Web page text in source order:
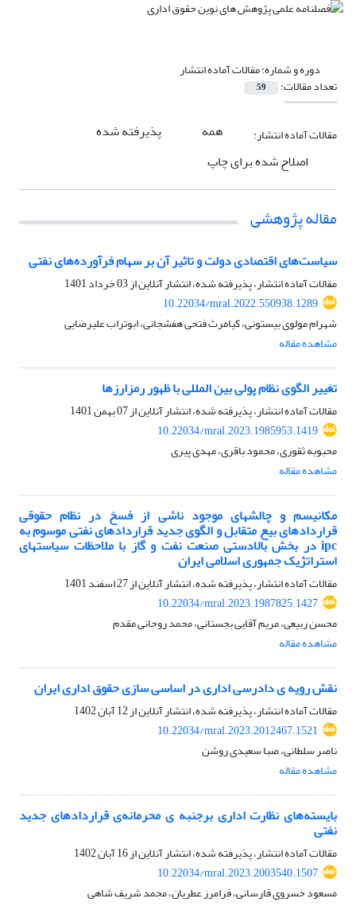
دوره و شماره:مقالات آماده انتشار
تعداد مقالات: 59
مقالات آماده انتشار: همه
پذیرفته شده
اصلاح شده برای چاپ
مقاله پژوهشی
سیاست‌های اقتصادی دولت و تاثیر آن بر سهام فرآورده‌های نفتی
مقالات آماده انتشار، پذیرفته شده، انتشار آنلاین از03 خرداد 1401
10.22034/mral.2022.550938.1289
شهرام مولوی بیستونی، کیامرث فتحی هفشجانی، ابوتراب علیرضایی
مشاهده مقاله
تغییر الگوی نظام پولی بین المللی با ظهور رمزارزها
مقالات آماده انتشار، پذیرفته شده، انتشار آنلاین از07 بهمن 1401
10.22034/mral.2023.1985953.1419
محبوبه ثقوری، محمود باقری، مهدی پیری
مشاهده مقاله
مکانیسم و چالشهای موجود ناشی از فسخ در نظام حقوقی
قراردادهای بیع متقابل و الگوی جدید قراردادهای نفتی موسوم به
ipc در بخش بالادستی صنعت نفت و‌ گاز با ملاحظات سیاستهای
استراتژیک جمهوری اسلامی ایران
مقالات آماده انتشار، پذیرفته شده، انتشار آنلاین از27 اسفند 1401
10.22034/mral.2023.1987825.1427
محسن ربیعی، مریم آقایی بجستانی، محمد روحانی مقدم
مشاهده مقاله
نقش رویه ی دادرسی اداری در اساسی سازی حقوق اداری ایران
مقالات آماده انتشار، پذیرفته شده، انتشار آنلاین از12 آبان 1402
10.22034/mral.2023.2012467.1521
ناصر سلطانی، صبا سعیدی روشن
مشاهده مقاله
بایسته‌های نظارت اداری برجنبه‌ ی محرمانه‌ی قراردادهای جدید
نفتی
مقالات آماده انتشار، پذیرفته شده، انتشار آنلاین از16 آبان 1402
10.22034/mral.2023.2003540.1507
مسعود خسروی فارسانی، فرامرز عطریان، محمد شریف شاهی